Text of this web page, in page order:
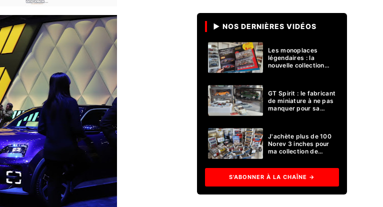
▶ NOS DERNIÈRES VIDÉOS
Les monoplaces ​
légendaires : la
nouvelle collection
GT Spirit : le fabricant
de miniature à ne pas
manquer pour sa
J'achète plus de 100
Norev 3 inches pour
ma collection de
S'ABONNER À LA CHAÎNE →